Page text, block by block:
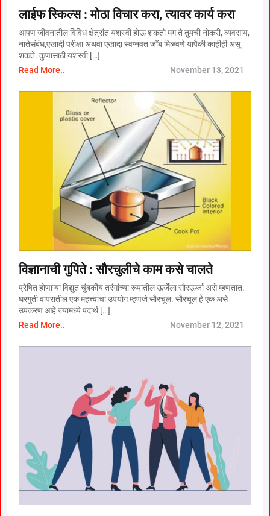
लाईफ स्किल्स : मोठा विचार करा, त्यावर कार्य करा
आपण जीवनातील विविध क्षेत्रांत यशस्वी होऊ शकतो मग ते तुमची नोकरी, व्यवसाय,
नातेसंबंध,एखादी परीक्षा अथवा एखादा स्वप्नवत जॉब मिळवणे यापैकी काहीही असू
शकते. कुणासाठी यशस्वी […]
Read More..
November 13, 2021
विज्ञानाची गुपिते : सौरचुलीचे काम कसे चालते
प्रेषित होणाऱ्या विद्युत चुंबकीय तरंगांच्या रूपातील ऊर्जेला सौरऊर्जा असे म्हणतात.
घरगुती वापरातील एक महत्त्वाचा उपयोग म्हणजे सौरचूल. सौरचूल हे एक असे
उपकरण आहे ज्यामध्ये पदार्थ […]
Read More..
November 12, 2021